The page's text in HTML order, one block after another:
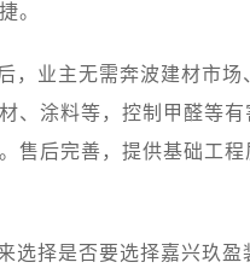
。
业主无需奔波建材市场
、涂料等，控制甲醛等
售后完善，提供基础工
择是否要选择嘉兴玖